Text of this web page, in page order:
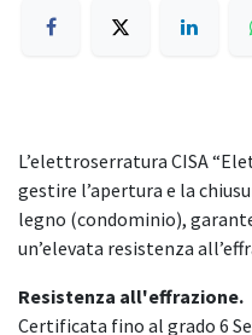
L’elettroserratura CISA
gestire l’apertura e la
legno (condominio),
un’elevata resistenza
Resistenza all'effrazione.
Certificata fino al grado 6